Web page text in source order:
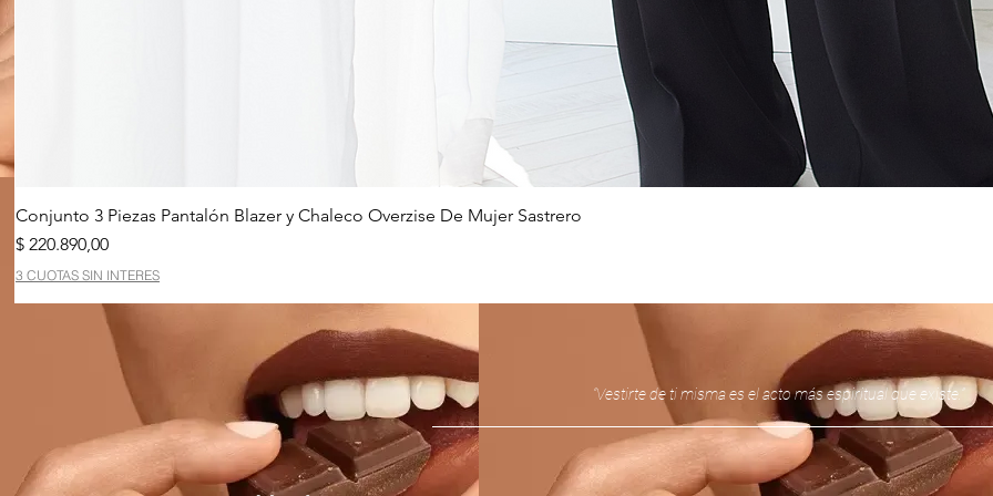
Conjunto 3 Piezas Pantalón Blazer y Chaleco Overzise De Mujer Sastrero
Precio
$ 220.890,00
3 CUOTAS SIN INTERES
“Vestirte de ti misma es el acto más espiritual que existe.”